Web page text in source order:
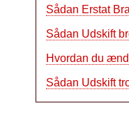
Sådan Erstat
Sådan Udskift
Hvordan du
Sådan Udskift